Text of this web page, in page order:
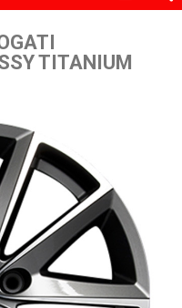
TITANIUM